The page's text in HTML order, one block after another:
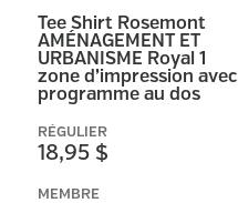
Tee Shirt Rosemont
AMÉNAGEMENT ET
URBANISME Royal 1
zone d’impression avec
programme au dos
RÉGULIER
18,95 $
MEMBRE